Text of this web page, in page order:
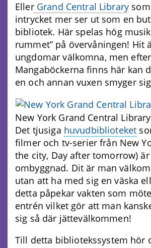
EllerGrand Central Library
intrycket mer ser ut som en
bibliotek. Här spelas hög
rummet” på övervåningen! Hit
ungdomar välkomna, men
Mangaböckerna finns här kan
en och annan vuxen smyger
New York Grand Central
Det tjusiga huvudbiblioteket
filmer och tv-serier från New
the city, Day after tomorrow)
ombyggnad. Dit är man
utan att ha med sig en väska
detta påpekar vakten som
entrén vilket gör att man
sig så där jättevälkommen!
Till detta bibliotekssystem hör